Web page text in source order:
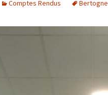
Comptes Rendus Bertogne